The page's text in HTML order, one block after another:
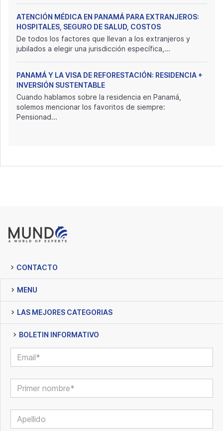
ATENCIÓN MÉDICA EN PANAMÁ PARA EXTRANJEROS:
HOSPITALES, SEGURO DE SALUD, COSTOS
De todos los factores que llevan a los extranjeros y
jubilados a elegir una jurisdicción específica,...
PANAMÁ Y LA VISA DE REFORESTACIÓN: RESIDENCIA +
INVERSIÓN SUSTENTABLE
Cuando hablamos sobre la residencia en Panamá,
solemos mencionar los favoritos de siempre:
Pensionad...
CONTACTO
MENU
LAS MEJORES CATEGORIAS
BOLETIN INFORMATIVO